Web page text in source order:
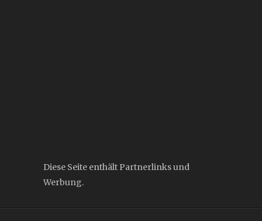
Diese Seite enthält Partnerlinks und
Werbung.